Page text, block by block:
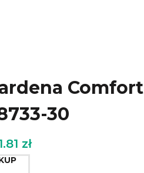
Comfort
30
zł